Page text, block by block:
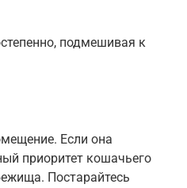
подмешивая к
Если она
приоритет кошачьего
Постарайтесь